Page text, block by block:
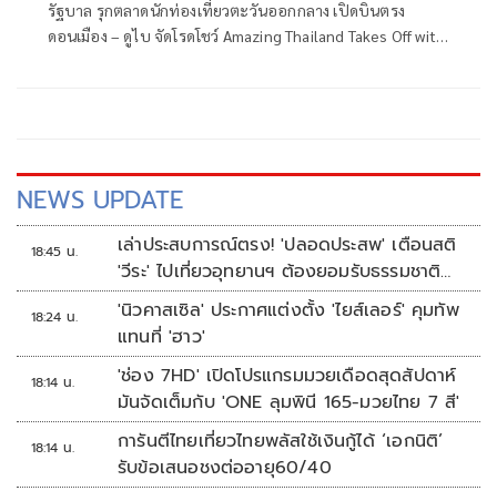
รัฐบาล รุกตลาดนักท่องเที่ยวตะวันออกกลาง เปิดบินตรง
ดอนเมือง – ดูไบ จัดโรดโชว์ Amazing Thailand Takes Off with
NEWS UPDATE
18:45 น.
เล่าประสบการณ์ตรง! 'ปลอดประสพ' เตือนสติ
'วีระ' ไปเที่ยวอุทยานฯ ต้องยอมรับธรรมชาติ
ดิบๆให้ได้
18:24 น.
'นิวคาสเซิล' ประกาศแต่งตั้ง 'ไยส์เลอร์' คุมทัพ
แทนที่ 'ฮาว'
18:14 น.
'ช่อง 7HD' เปิดโปรแกรมมวยเดือดสุดสัปดาห์
มันจัดเต็มกับ 'ONE ลุมพินี 165-มวยไทย 7 สี'
18:14 น.
การันตีไทยเที่ยวไทยพลัสใช้เงินกู้ได้ ‘เอกนิติ’
รับข้อเสนอชงต่ออายุ60/40